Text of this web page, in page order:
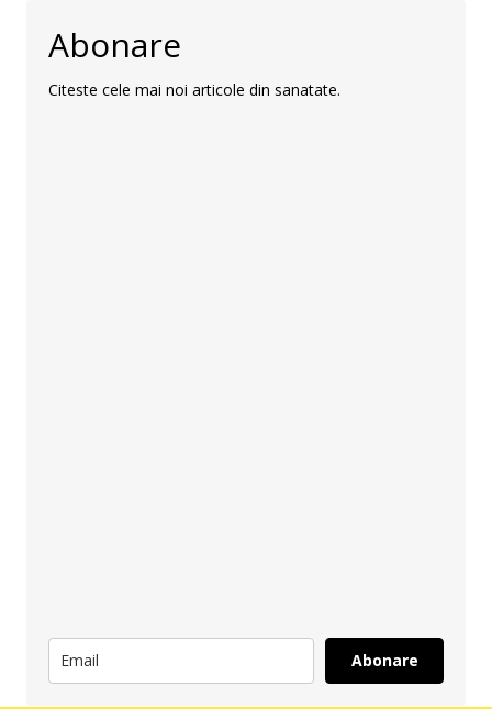
Abonare
Citeste cele mai noi articole din sanatate.
Abonare